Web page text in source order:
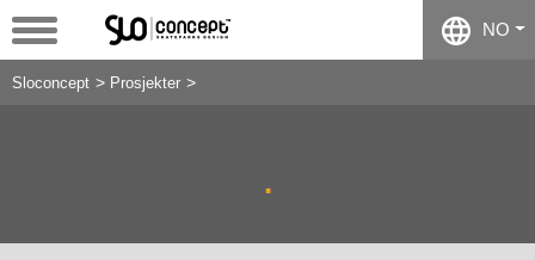
NO
Sloconcept Prosjekter